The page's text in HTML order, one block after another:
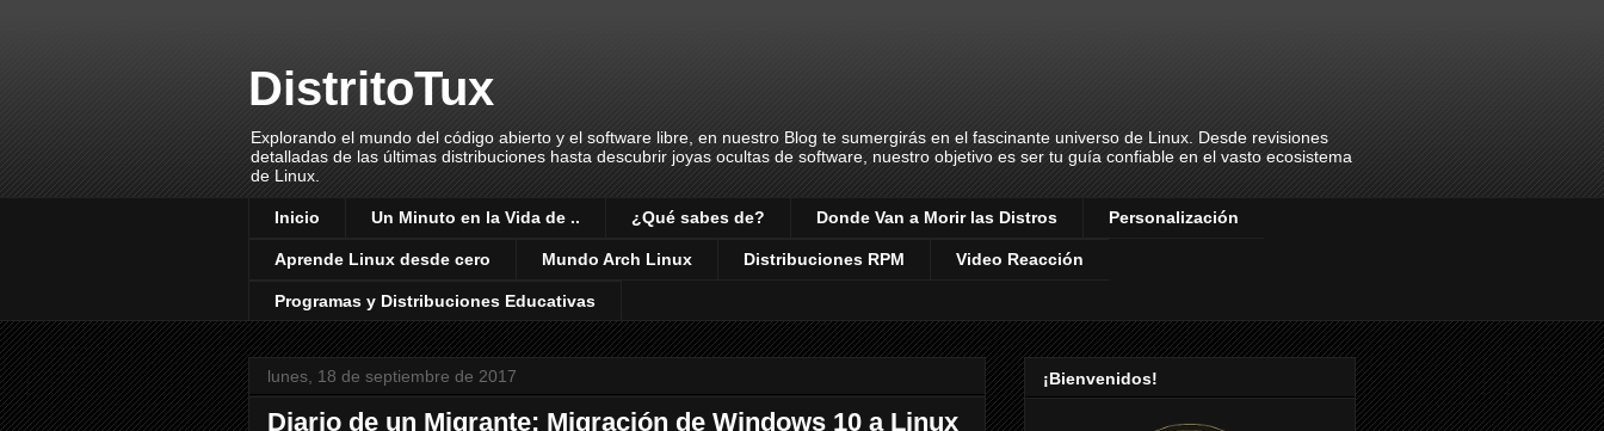
DistritoTux
Explorando el mundo del código abierto y el software libre, en nuestro Blog te sumergirás en el fascinante universo de Linux. Desde revisiones
detalladas de las últimas distribuciones hasta descubrir joyas ocultas de software, nuestro objetivo es ser tu guía confiable en el vasto ecosistema
de Linux.
Inicio Un Minuto en la Vida de .. ¿Qué sabes de? Donde Van a Morir las Distros Personalización
Aprende Linux desde cero Mundo Arch Linux Distribuciones RPM Video Reacción
Programas y Distribuciones Educativas
lunes, 18 de septiembre de 2017
Diario de un Migrante: Migración de Windows 10 a Linux
¡Bienvenidos!